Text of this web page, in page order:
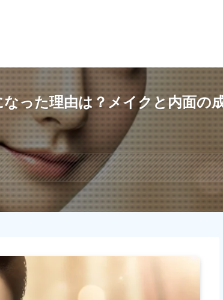
った理由は？メイクと内面の